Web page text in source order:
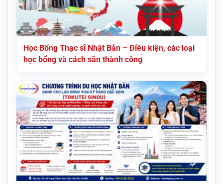
Học Bổng Thạc sĩ Nhật Bản – Điều kiện, các loại
học bổng và cách săn thành công